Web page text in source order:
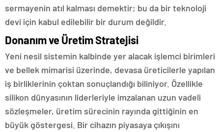
sermayenin atıl kalması demektir; bu da bir teknoloji
devi için kabul edilebilir bir durum değildir.
Donanım ve Üretim Stratejisi
Yeni nesil sistemin kalbinde yer alacak işlemci birimleri
ve bellek mimarisi üzerinde, devasa üreticilerle yapılan
iş birliklerinin çoktan sonuçlandığı biliniyor. Özellikle
silikon dünyasının liderleriyle imzalanan uzun vadeli
sözleşmeler, üretim sürecinin rayında gittiğinin en
büyük göstergesi. Bir cihazın piyasaya çıkışını